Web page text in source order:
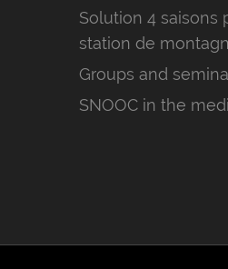
Solution 4 saisons
station de
Groups and
SNOOC in the